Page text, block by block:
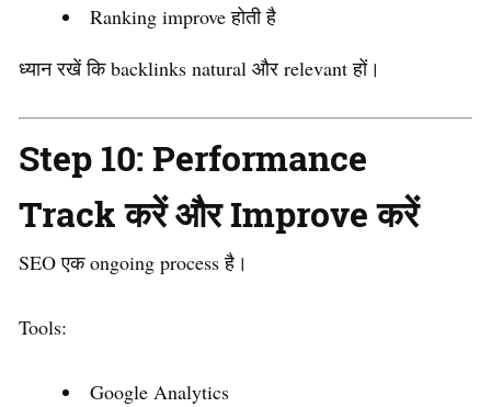
Ranking improve होती है
ध्यान रखें कि backlinks natural और relevant हों।
Step 10: Performance
Track करें और Improve करें
SEO एक ongoing process है।
Tools:
Google Analytics